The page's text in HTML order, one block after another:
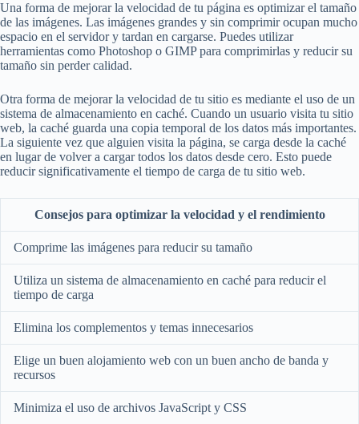
Una forma de mejorar la velocidad de tu página es optimizar el tamaño
de las imágenes. Las imágenes grandes y sin comprimir ocupan mucho
espacio en el servidor y tardan en cargarse. Puedes utilizar
herramientas como Photoshop o GIMP para comprimirlas y reducir su
tamaño sin perder calidad.
Otra forma de mejorar la velocidad de tu sitio es mediante el uso de un
sistema de almacenamiento en caché. Cuando un usuario visita tu sitio
web, la caché guarda una copia temporal de los datos más importantes.
La siguiente vez que alguien visita la página, se carga desde la caché
en lugar de volver a cargar todos los datos desde cero. Esto puede
reducir significativamente el tiempo de carga de tu sitio web.
Consejos para optimizar la velocidad y el rendimiento
Comprime las imágenes para reducir su tamaño
Utiliza un sistema de almacenamiento en caché para reducir el
tiempo de carga
Elimina los complementos y temas innecesarios
Elige un buen alojamiento web con un buen ancho de banda y
recursos
Minimiza el uso de archivos JavaScript y CSS